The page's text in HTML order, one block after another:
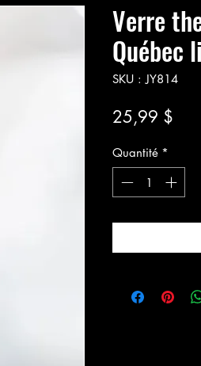
Verre
Québec
SKU : JY814
25,99 $
Quantité *